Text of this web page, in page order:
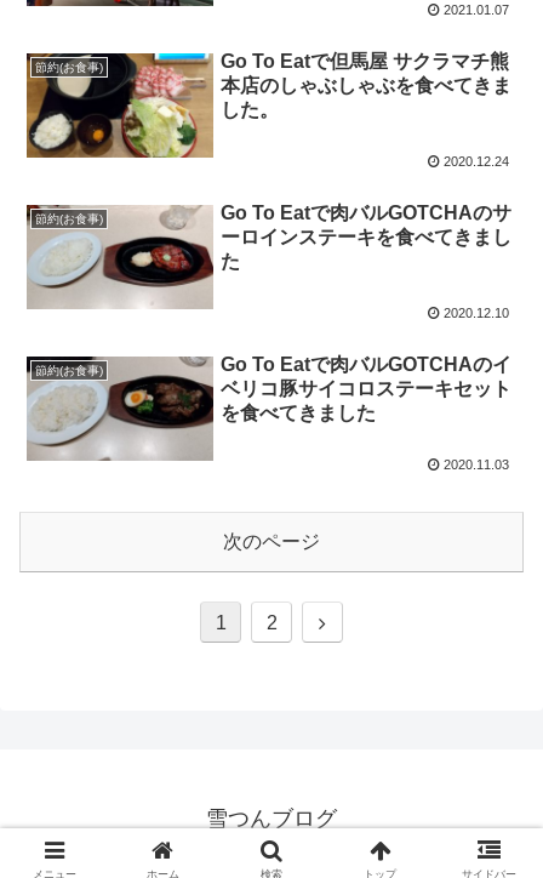
2021.01.07
節約(お食事)
Go To Eatで但馬屋 サクラマチ熊
本店のしゃぶしゃぶを食べてきま
した。
2020.12.24
節約(お食事)
Go To Eatで肉バルGOTCHAのサ
ーロインステーキを食べてきまし
た
2020.12.10
節約(お食事)
Go To Eatで肉バルGOTCHAのイ
ベリコ豚サイコロステーキセット
を食べてきました
2020.11.03
次のページ
1 2
次
雪つんブログ
© 2020 雪つんブログ.
メニュー ホーム 検索 トップ サイドバー